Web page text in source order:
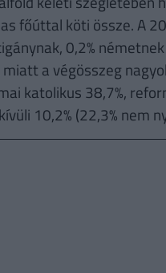
főúttal köti össze. A
0,2%
a végösszeg
katolikus 38,7%,
10,2% (22,3% nem